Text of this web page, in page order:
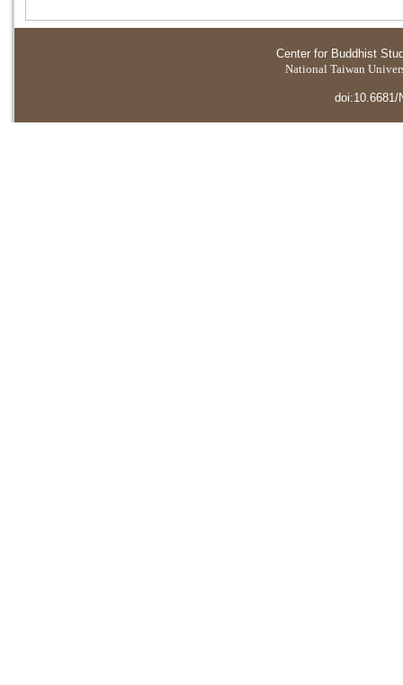
Center for Buddhist
National Taiwan
doi:10.6681/